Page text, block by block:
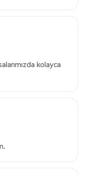
kolayca